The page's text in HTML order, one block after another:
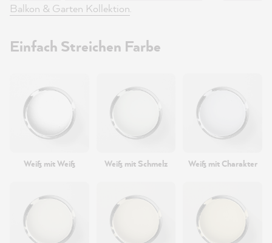
Balkon & Garten Kollektion.
Einfach Streichen Farbe
Weiß mit Weiß Weiß mit Schmelz Weiß mit Charakter